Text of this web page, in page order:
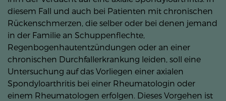
diesem Fall und auch bei Patienten mit chronischen
Rückenschmerzen, die selber oder bei denen jemand
in der Familie an Schuppenflechte,
Regenbogenhautentzündungen oder an einer
chronischen Durchfallerkrankung leiden, soll eine
Untersuchung auf das Vorliegen einer axialen
Spondyloarthritis bei einer Rheumatologin oder
einem Rheumatologen erfolgen. Dieses Vorgehen ist